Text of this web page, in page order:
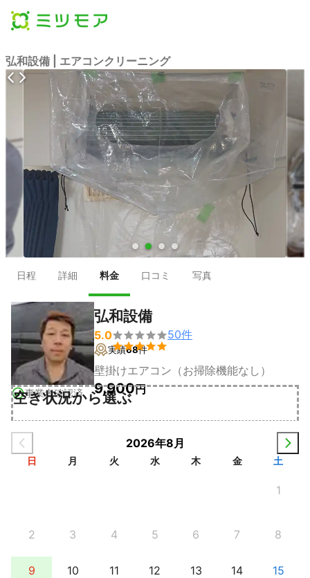
弘和設備 | エアコンクリーニング
● ● ● ●
日程 詳細 料金 口コミ 写真
事業者確認済
弘和設備
5.0

50件
実績68件
壁掛けエアコン（お掃除機能なし）
9,900円
空き状況から選ぶ
2026年8月
日 月 火 水 木 金 土
1
2 3 4 5 6 7 8
9 10 11 12 13 14 15